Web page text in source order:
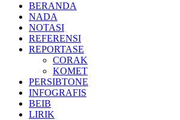
BERANDA
NADA
NOTASI
REFERENSI
REPORTASE
CORAK
KOMET
PERSIBTONE
INFOGRAFIS
BEIB
LIRIK